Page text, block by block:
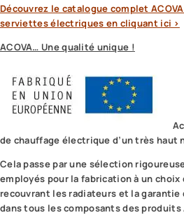
Découvrez le catalogue complet
serviettes électriques en cliquant ici >
ACOVA… Une qualité unique !
de chauffage électrique d’un très haut
Cela passe par une sélection
employés pour la fabrication à un
recouvrant les radiateurs et la garantie
dans tous les composants des produits